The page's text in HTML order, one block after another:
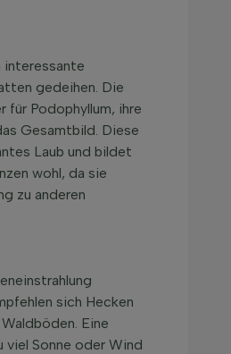
interessante
gedeihen. Die
für Podophyllum, ihre
Gesamtbild. Diese
Laub und bildet
wohl, da sie
zu anderen
sich Hecken
Eine
Sonne oder Wind